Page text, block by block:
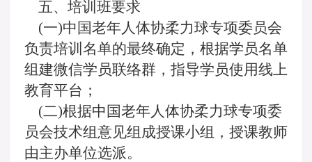
五、培训班要求
(一)中国老年人体协柔力球专项委员会
负责培训名单的最终确定，根据学员名单
组建微信学员联络群，指导学员使用线上
教育平台；
(二)根据中国老年人体协柔力球专项委
员会技术组意见组成授课小组，授课教师
由主办单位选派。